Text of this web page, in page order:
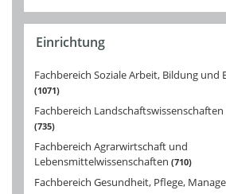
Einrichtung
Fachbereich Soziale Arbeit, Bildung und
1071
Fachbereich
735
Fachbereich Agrarwirtschaft und
Lebensmittelwissenschaften 710
Fachbereich Gesundheit, Pflege,